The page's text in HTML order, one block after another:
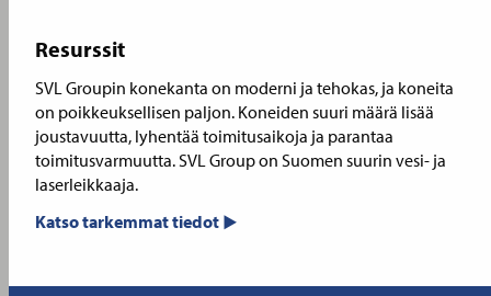
Resurssit
SVL Groupin konekanta on moderni ja tehokas, ja koneita
on poikkeuksellisen paljon. Koneiden suuri määrä lisää
joustavuutta, lyhentää toimitusaikoja ja parantaa
toimitusvarmuutta. SVL Group on Suomen suurin vesi- ja
laserleikkaaja.
Katso tarkemmat tiedot